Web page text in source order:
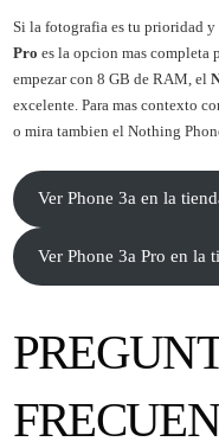
Si la fotografia es tu prioridad y
Pro es la opcion mas completa
empezar con 8 GB de RAM, el
excelente. Para mas contexto
o mira tambien el Nothing
Ver Phone 3a en la
Ver Phone 3a Pro en la